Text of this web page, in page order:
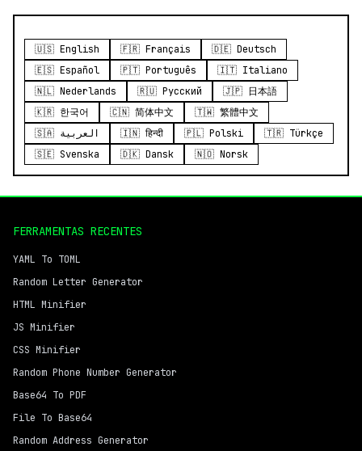
🇺🇸 English 🇫🇷 Français
🇩🇪 Deutsch
🇪🇸 Español
🇵🇹 Português
🇮🇹 Italiano
🇳🇱 Nederlands
🇷🇺 Русский
🇯🇵 日本語
🇰🇷 한국어
🇨🇳 简体中文
🇹🇼 繁體中文
🇸🇦 العربية
🇮🇳 हिन्दी 🇵🇱 Polski
🇹🇷 Türkçe
🇸🇪 Svenska
🇩🇰 Dansk 🇳🇴 Norsk
FERRAMENTAS RECENTES
YAML To TOML
Random Letter Generator
HTML Minifier
JS Minifier
CSS Minifier
Random Phone Number Generator
Base64 To PDF
File To Base64
Random Address Generator